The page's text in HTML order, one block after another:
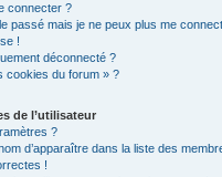
connecter ?
passé mais je ne peux plus me
!
déconnecté ?
cookies du forum » ?
de l’utilisateur
?
d’apparaître dans la liste des
!